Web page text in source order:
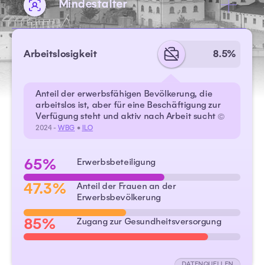
Mindestalter
Arbeitslosigkeit 8.5%
Anteil der erwerbsfähigen Bevölkerung, die
arbeitslos ist, aber für eine Beschäftigung zur
Verfügung steht und aktiv nach Arbeit sucht ©
2024 -WBG • ILO
65% Erwerbsbeteiligung
47.3%
Anteil der Frauen an der
Erwerbsbevölkerung
85% Zugang zur Gesundheitsversorgung